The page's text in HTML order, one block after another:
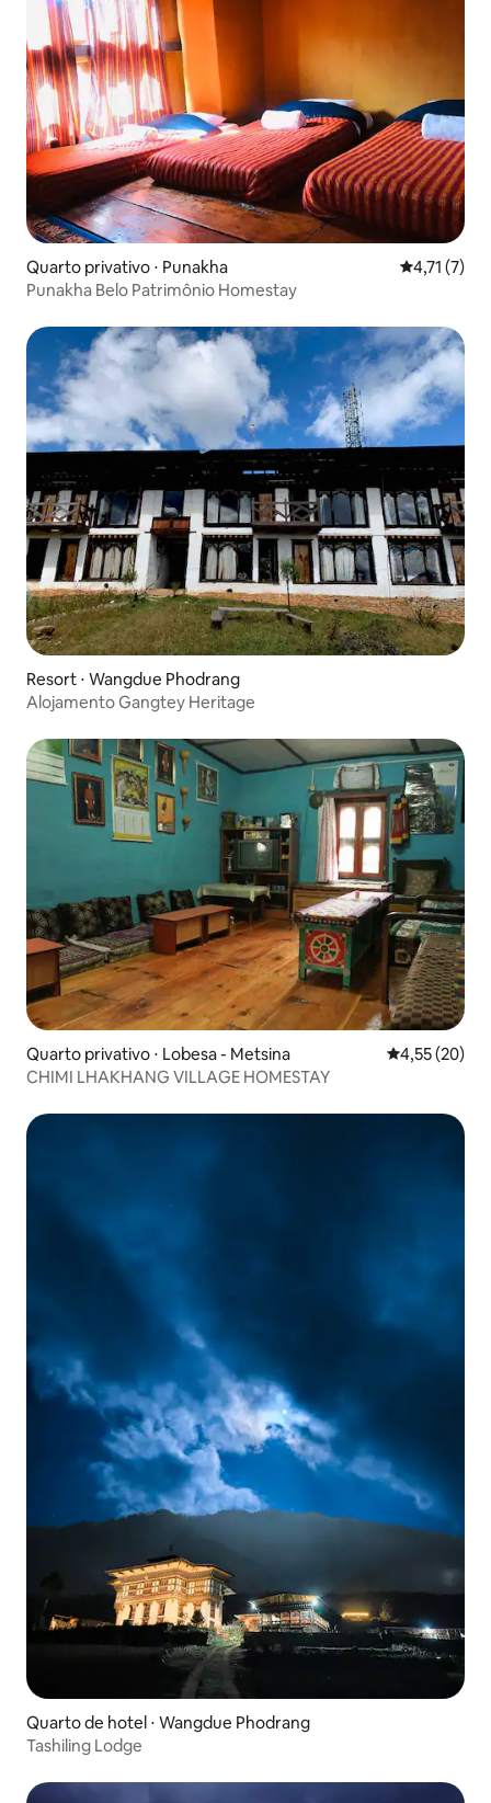
Quarto privativo ⋅ Punakha 4,71 de
4,71 (7)
Punakha Belo Patrimônio Homestay
Resort ⋅ Wangdue Phodrang
Alojamento Gangtey Heritage
Quarto privativo ⋅ Lobesa - Metsina 4,55 de uma
4,55 (20)
CHIMI LHAKHANG VILLAGE HOMESTAY
Quarto de hotel ⋅ Wangdue Phodrang
Tashiling Lodge